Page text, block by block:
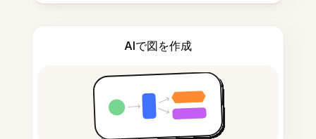
AIで図を作成